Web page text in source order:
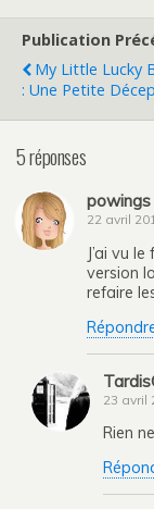
Publication
My Little Lucky
: Une Petite
5 réponses
powings
22 avril
J’ai vu
version
refaire
23 avril
Rien